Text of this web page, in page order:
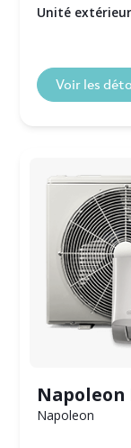
Unité
Voir les
Napoleon
Napoleon